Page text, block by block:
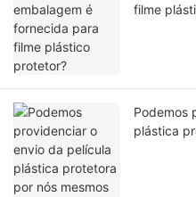
filme
Podemos
plástica